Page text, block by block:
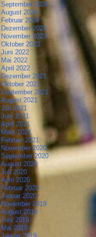
September 2024
August 2024
Februar 2024
Dezember 2023
November 2023
Oktober 2023
Juni 2022
Mai 2022
April 2022
Dezember 2021
Oktober 2021
September 2021
August 2021
Juli 2021
Juni 2021
April 2021
März 2021
Februar 2021
November 2020
September 2020
August 2020
Juli 2020
April 2020
Februar 2020
Januar 2020
November 2019
August 2019
Juni 2019
Mai 2019